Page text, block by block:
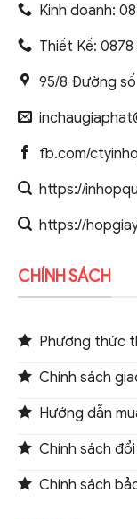
Kinh doanh:
Thiết Kế: 0878
95/8 Đường số
fb.com/
https://
https://
CHÍNH SÁCH
Phương thức
Chính sách
Hướng dẫn
Chính sách
Chính sách